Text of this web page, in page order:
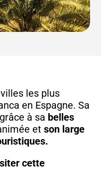
les plus
en Espagne. Sa
à sa belles
et son large
cette